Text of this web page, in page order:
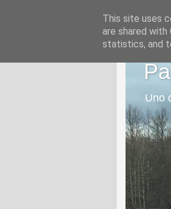
Uno
This site uses
are shared
statistics, and